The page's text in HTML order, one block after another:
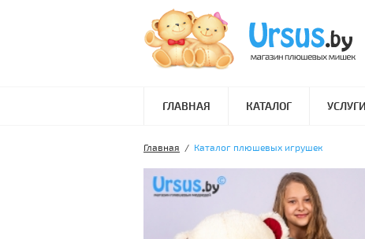
ГЛАВНАЯ КАТАЛОГ УСЛУГИ
Главная / Каталог плюшевых игрушек